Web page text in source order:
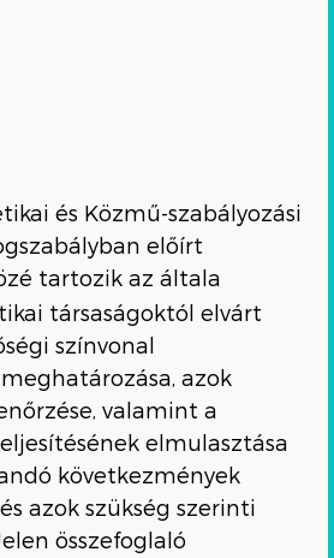
és Közmű-szabályozási
előírt
tartozik az általa
társaságoktól elvárt
színvonal
azok
valamint a
elmulasztása
következmények
azok szükség szerinti
összefoglaló